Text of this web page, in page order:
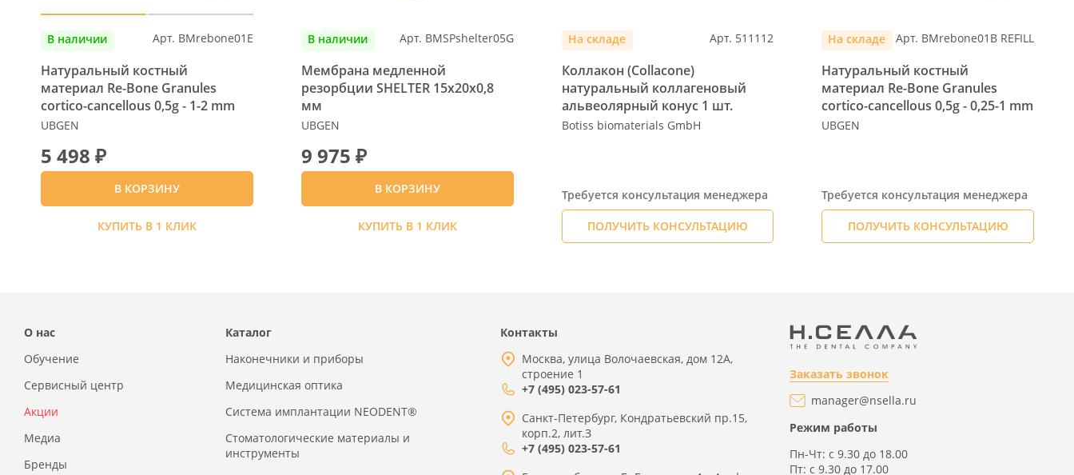
В наличии Арт. BMrebone01E
Натуральный костный
материал Re-Bone Granules
cortico-cancellous 0,5g - 1-2 mm
UBGEN
5 498 ₽
В КОРЗИНУ
КУПИТЬ В 1 КЛИК
В наличии Арт. BMSPshelter05G
Мембрана медленной
резорбции SHELTER 15х20х0,8
мм
UBGEN
9 975 ₽
В КОРЗИНУ
КУПИТЬ В 1 КЛИК
На складе Арт. 511112
Коллакон (Collacone)
натуральный коллагеновый
альвеолярный конус 1 шт.
Botiss biomaterials GmbH
Требуется консультация менеджера
ПОЛУЧИТЬ КОНСУЛЬТАЦИЮ
На складе Арт. BMrebone01B REFILL
Натуральный костный
материал Re-Bone Granules
cortico-cancellous 0,5g - 0,25-1 mm
UBGEN
Требуется консультация менеджера
ПОЛУЧИТЬ КОНСУЛЬТАЦИЮ
О нас
Обучение
Сервисный центр
Акции
Медиа
Бренды
Каталог
Наконечники и приборы
Медицинская оптика
Система имплантации NEODENT®
Стоматологические материалы и
инструменты
Контакты
Москва, улица Волочаевская, дом 12А,
строение 1
+7 (495) 023-57-61
Санкт-Петербург, Кондратьевский пр.15,
корп.2, лит.З
+7 (495) 023-57-61
Заказать звонок
manager@nsella.ru
Режим работы
Пн-Чт: с 9.30 до 18.00
Пт: с 9.30 до 17.00